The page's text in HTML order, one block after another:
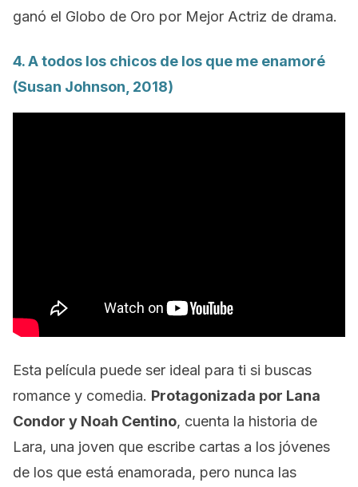
ganó el Globo de Oro por Mejor Actriz de drama.
4.A todos los chicos de los que me enamoré
(Susan Johnson, 2018)
Esta película puede ser ideal para ti si buscas
romance y comedia. Protagonizada por Lana
Condor y Noah Centino, cuenta la historia de
Lara, una joven que escribe cartas a los jóvenes
de los que está enamorada, pero nunca las